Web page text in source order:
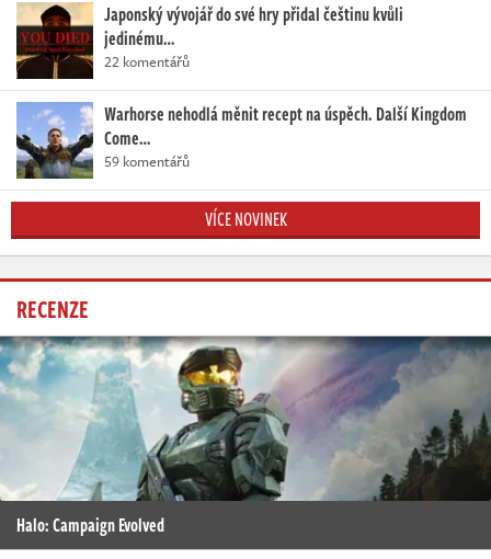
Japonský vývojář do své hry přidal češtinu kvůli
jedinému…
22 komentářů
Warhorse nehodlá měnit recept na úspěch. Další Kingdom
Come…
59 komentářů
VÍCE NOVINEK
RECENZE
Halo: Campaign Evolved